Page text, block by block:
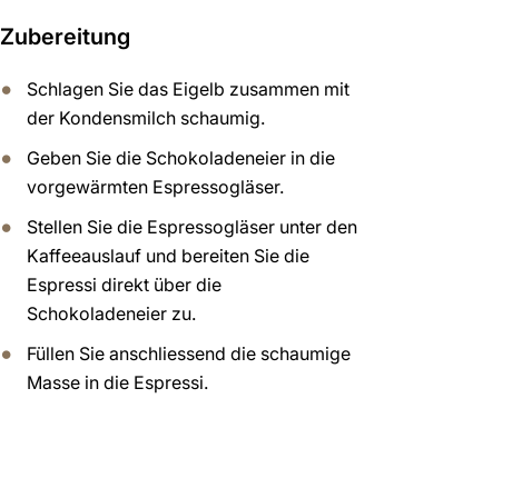
Zubereitung
Schlagen Sie das Eigelb zusammen mit
der Kondensmilch schaumig.
Geben Sie die Schokoladeneier in die
vorgewärmten Espressogläser.
Stellen Sie die Espressogläser unter den
Kaffeeauslauf und bereiten Sie die
Espressi direkt über die
Schokoladeneier zu.
Füllen Sie anschliessend die schaumige
Masse in die Espressi.